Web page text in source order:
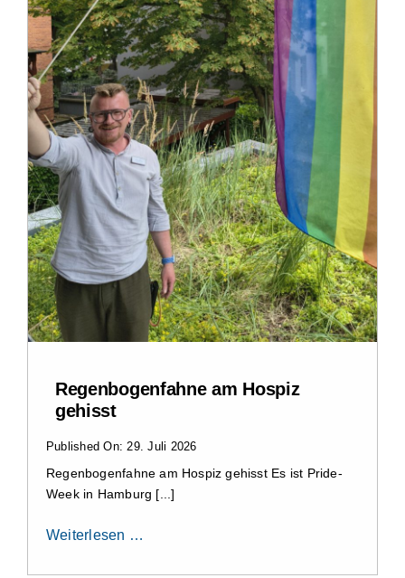
Regenbogenfahne am Hospiz
gehisst
Published On: 29. Juli 2026
Regenbogenfahne am Hospiz gehisst Es ist Pride-
Week in Hamburg [...]
Weiterlesen …